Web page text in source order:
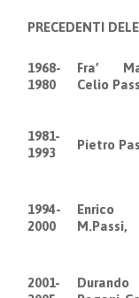
PRECEDENTI
1968-
1980
Fra’
Celio
1981-
1993
Pietro
1994-
2000
Enrico
M.Passi,
2001-
Durando